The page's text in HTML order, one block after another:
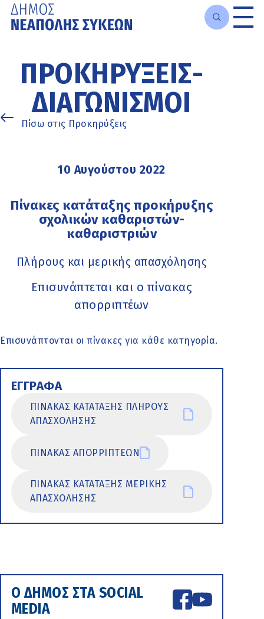
κυρίως
περιεχόμενο
ΠΡΟΚΗΡΎΞΕΙΣ-
ΔΙΑΓΩΝΙΣΜΟΊ
Πίσω στις Προκηρύξεις
10 Αυγούστου 2022
Πίνακες κατάταξης προκήρυξης
σχολικών καθαριστών-
καθαριστριών
Πλήρους και μερικής απασχόλησης
Επισυνάπτεται και ο πίνακας
απορριπτέων
Επισυνάπτονται οι πίνακες για κάθε κατηγορία.
ΕΓΓΡΑΦΑ
ΠΙΝΑΚΑΣ ΚΑΤΑΤΑΞΗΣ ΠΛΗΡΟΥΣ
ΑΠΑΣΧΟΛΗΣΗΣ
ΠΙΝΑΚΑΣ ΑΠΟΡΡΙΠΤΕΩΝ
ΠΙΝΑΚΑΣ ΚΑΤΑΤΑΞΗΣ ΜΕΡΙΚΗΣ
ΑΠΑΣΧΟΛΗΣΗΣ
Ο ΔΗΜΟΣ ΣΤΑ SOCIAL
MEDIA